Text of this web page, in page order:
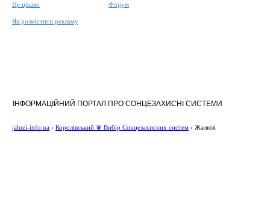
Це цікаво
Як розмістити рекламу
Форум
ІНФОРМАЦІЙНИЙ ПОРТАЛ ПРО СОНЦЕЗАХИСНІ СИСТЕМИ
jaluzi-info.ua › Королівський ♛ Вибір Сонцезахисних систем › Жалюзі